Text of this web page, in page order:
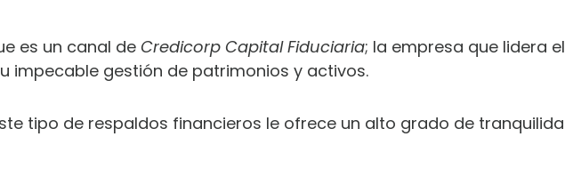
es un canal de Credicorp Capital Fiduciaria; la empresa que lidera
impecable gestión de patrimonios y activos.
tipo de respaldos financieros le ofrece un alto grado de